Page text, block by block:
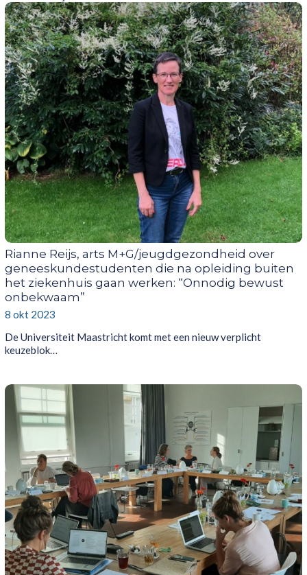
Rianne Reijs, arts M+G/jeugdgezondheid over
geneeskundestudenten die na opleiding buiten
het ziekenhuis gaan werken: “Onnodig bewust
onbekwaam”
8 okt 2023
De Universiteit Maastricht komt met een nieuw verplicht
keuzeblok…